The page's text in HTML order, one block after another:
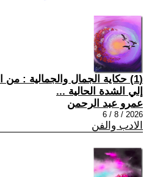
(1) حكاية الجمال والجمالية :
إلي الشدة الحالية ...
عمرو عبد الرحمن
2026 / 8 / 6
الادب والفن